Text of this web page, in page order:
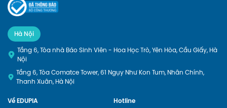
Hà Nội
Tầng 6, Tòa nhà Báo Sinh Viên - Hoa Học Trò, Yên Hòa, Cầu Giấy, Hà
Nội
Tầng 6, Tòa Comatce Tower, 61 Ngụy Như Kon Tum, Nhân Chính,
Thanh Xuân, Hà Nội
Về EDUPIA Hotline